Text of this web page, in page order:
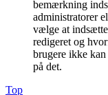
bemærkning
administratorer
vælge at
redigeret og
brugere ikke
på det.
Top